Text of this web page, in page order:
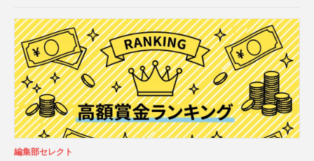
編集部セレクト